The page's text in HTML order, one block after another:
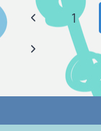
STRONY
Poprzednia
strona
1
Następna
strona